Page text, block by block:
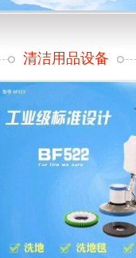
清洁用品设备